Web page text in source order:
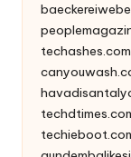
techashes.com